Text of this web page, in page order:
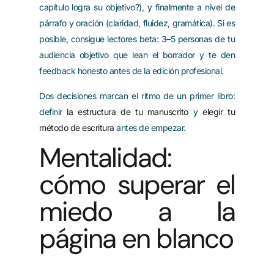
capítulo logra su objetivo?), y finalmente a nivel de
párrafo y oración (claridad, fluidez, gramática). Si es
posible, consigue lectores beta: 3–5 personas de tu
audiencia objetivo que lean el borrador y te den
feedback honesto antes de la edición profesional.
Dos decisiones marcan el ritmo de un primer libro:
definir la estructura de tu manuscritoyelegir tu
método de escritura antes de empezar.
Mentalidad:
cómo superar el
miedo a la
página en blanco